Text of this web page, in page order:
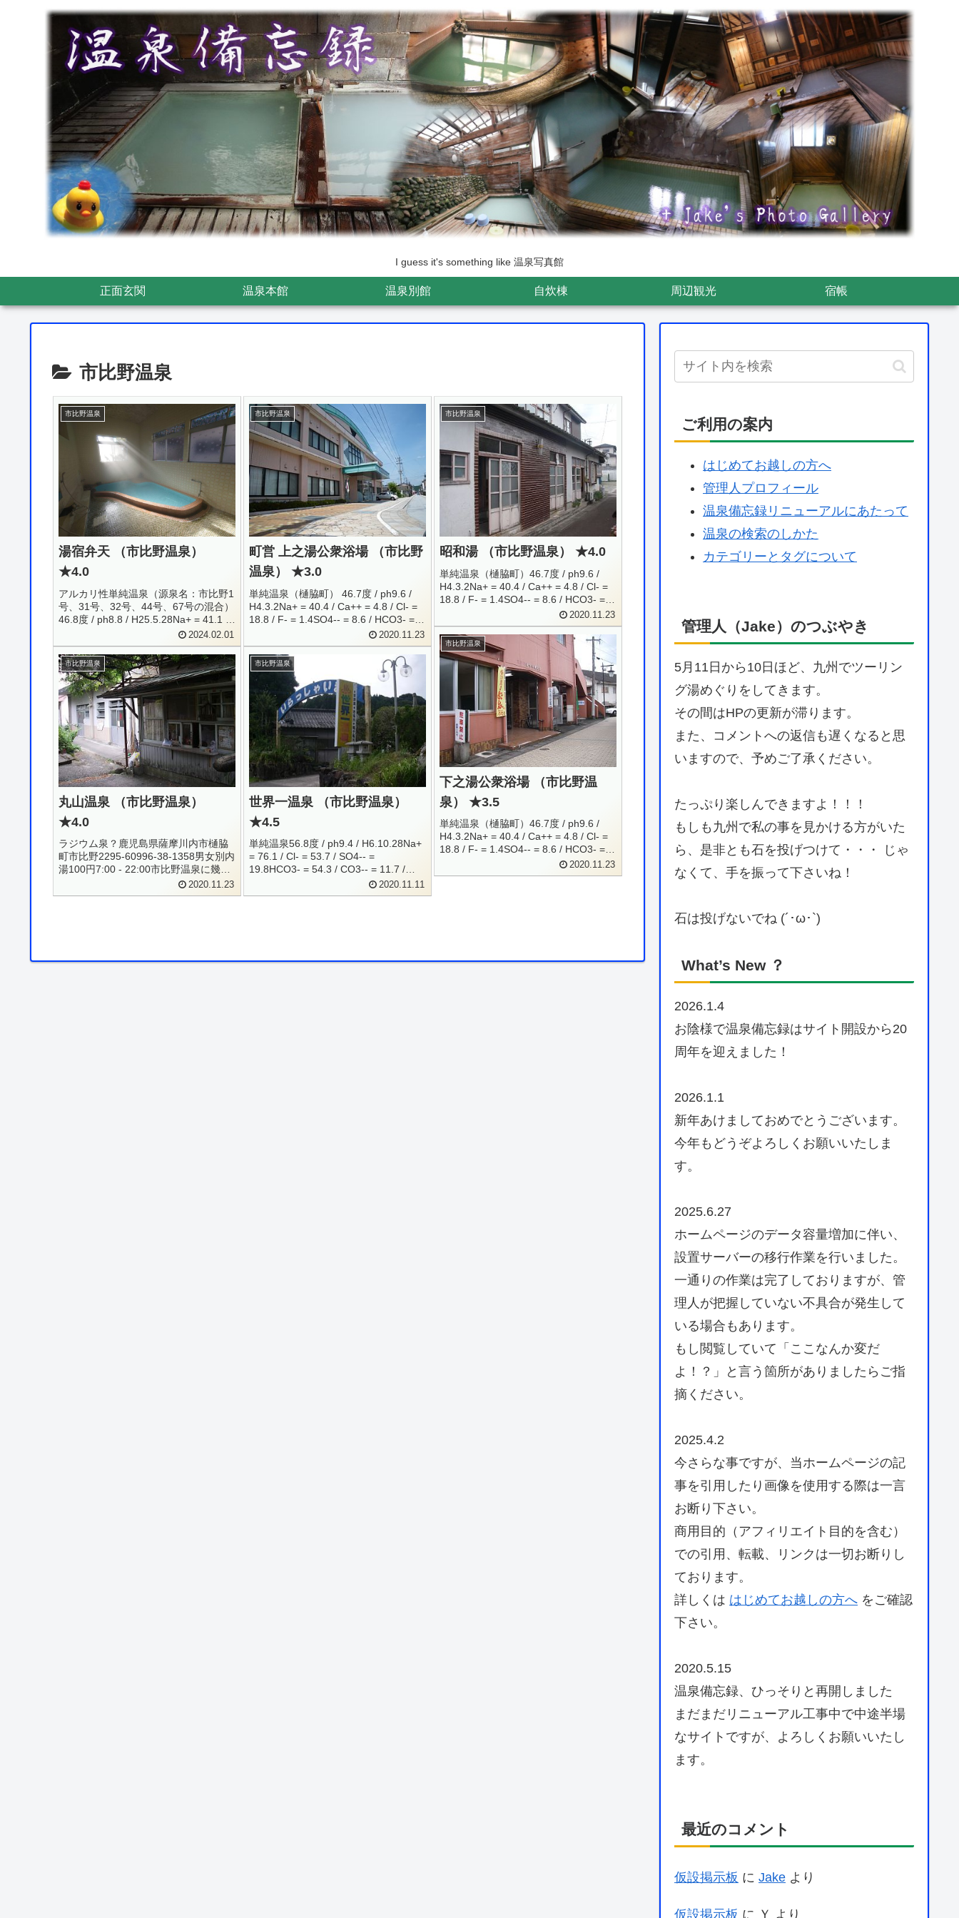
I guess it's something like 温泉写真館
正面玄関 温泉本館 温泉別館 自炊棟 周辺観光 宿帳
市比野温泉
市比野温泉
湯宿弁天 （市比野温泉）
★4.0
アルカリ性単純温泉（源泉名：市比野1
号、31号、32号、44号、67号の混合）
46.8度 / ph8.8 / H25.5.28Na+ = 41.1 /
K+ = 0.5 / Ca+ = 1.6 / Al+ = 0.1F- = 1.1
/ C...
2024.02.01
市比野温泉
町営 上之湯公衆浴場 （市比野
温泉） ★3.0
単純温泉（樋脇町） 46.7度 / ph9.6 /
H4.3.2Na+ = 40.4 / Ca++ = 4.8 / Cl- =
18.8 / F- = 1.4SO4-- = 8.6 / HCO3- =
2020.11.23
市比野温泉
昭和湯 （市比野温泉） ★4.0
単純温泉（樋脇町）46.7度 / ph9.6 /
H4.3.2Na+ = 40.4 / Ca++ = 4.8 / Cl- =
18.8 / F- = 1.4SO4-- = 8.6 / HCO3- =
2020.11.23
市比野温泉
下之湯公衆浴場 （市比野温
泉） ★3.5
単純温泉（樋脇町）46.7度 / ph9.6 /
H4.3.2Na+ = 40.4 / Ca++ = 4.8 / Cl- =
18.8 / F- = 1.4SO4-- = 8.6 / HCO3- =
2020.11.23
市比野温泉
丸山温泉 （市比野温泉）
★4.0
ラジウム泉？鹿児島県薩摩川内市樋脇
町市比野2295-60996-38-1358男女別内
湯100円7:00 - 22:00市比野温泉に幾つ
かある共同浴場のひとつ・・・と、思
っていたのですが、後から知った所に
2020.11.23
市比野温泉
世界一温泉 （市比野温泉）
★4.5
単純温泉56.8度 / ph9.4 / H6.10.28Na+
= 76.1 / Cl- = 53.7 / SO4-- =
19.8HCO3- = 54.3 / CO3-- = 11.7 /
H2SiO3 = 55.7成分総計 = 278....2020.11.11
ご利用の案内
はじめてお越しの方へ
管理人プロフィール
温泉備忘録リニューアルにあたって
温泉の検索のしかた
カテゴリーとタグについて
管理人（Jake）のつぶやき
5月11日から10日ほど、九州でツーリン
グ湯めぐりをしてきます。
その間はHPの更新が滞ります。
また、コメントへの返信も遅くなると思
いますので、予めご了承ください。
たっぷり楽しんできますよ！！！
もしも九州で私の事を見かける方がいた
ら、是非とも石を投げつけて・・・ じゃ
なくて、手を振って下さいね！
石は投げないでね (´･ω･`)
What’s New ？
2026.1.4
お陰様で温泉備忘録はサイト開設から20
周年を迎えました！
2026.1.1
新年あけましておめでとうございます。
今年もどうぞよろしくお願いいたしま
す。
2025.6.27
ホームページのデータ容量増加に伴い、
設置サーバーの移行作業を行いました。
一通りの作業は完了しておりますが、管
理人が把握していない不具合が発生して
いる場合もあります。
もし閲覧していて「ここなんか変だ
よ！？」と言う箇所がありましたらご指
摘ください。
2025.4.2
今さらな事ですが、当ホームページの記
事を引用したり画像を使用する際は一言
お断り下さい。
商用目的（アフィリエイト目的を含む）
での引用、転載、リンクは一切お断りし
ております。
詳しくは はじめてお越しの方へ をご確認
下さい。
2020.5.15
温泉備忘録、ひっそりと再開しました
まだまだリニューアル工事中で中途半場
なサイトですが、よろしくお願いいたし
ます。
最近のコメント
仮設掲示板 に Jake より
仮設掲示板 に Ｙ より